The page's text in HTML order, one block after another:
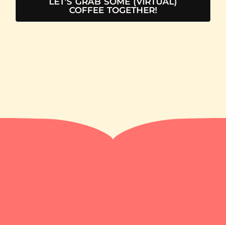
COFFEE TOGETHER!